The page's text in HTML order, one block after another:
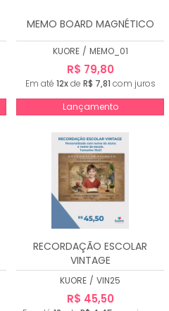
MEMO BOARD MAGNÉTICO
KUORE / MEMO_01
R$ 79,80
Em até 12xde R$ 7,81 com juros
Lançamento
RECORDAÇÃO ESCOLAR
VINTAGE
KUORE / VIN25
R$ 45,50